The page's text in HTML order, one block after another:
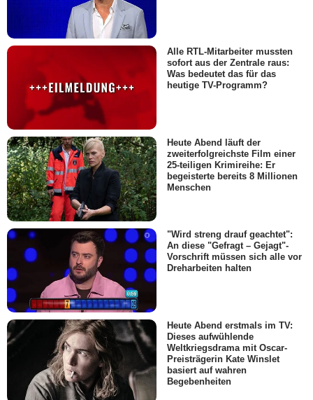
Alle RTL-Mitarbeiter mussten
sofort aus der Zentrale raus:
Was bedeutet das für das
heutige TV-Programm?
Heute Abend läuft der
zweiterfolgreichste Film einer
25-teiligen Krimireihe: Er
begeisterte bereits 8 Millionen
Menschen
"Wird streng drauf geachtet":
An diese "Gefragt – Gejagt"-
Vorschrift müssen sich alle vor
Dreharbeiten halten
Heute Abend erstmals im TV:
Dieses aufwühlende
Weltkriegsdrama mit Oscar-
Preisträgerin Kate Winslet
basiert auf wahren
Begebenheiten